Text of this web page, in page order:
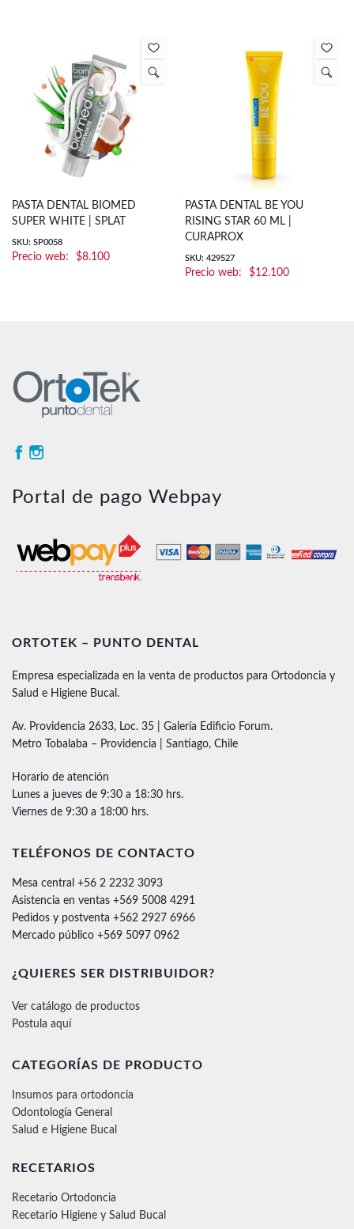
PASTA DENTAL BIOMED
SUPER WHITE | SPLAT
SKU: SP0058
$8.100
PASTA DENTAL BE YOU
RISING STAR 60 ML |
CURAPROX
SKU: 429527
$12.100
Portal de pago Webpay
ORTOTEK – PUNTO DENTAL
Empresa especializada en la venta de productos para Ortodoncia y
Salud e Higiene Bucal.
Av. Providencia 2633, Loc. 35 | Galería Edificio Forum.
Metro Tobalaba – Providencia | Santiago, Chile
Horario de atención
Lunes a jueves de 9:30 a 18:30 hrs.
Viernes de 9:30 a 18:00 hrs.
TELÉFONOS DE CONTACTO
Mesa central +56 2 2232 3093
Asistencia en ventas +569 5008 4291
Pedidos y postventa +562 2927 6966
Mercado público +569 5097 0962
¿QUIERES SER DISTRIBUIDOR?
Ver catálogo de productos
Postula aquí
CATEGORÍAS DE PRODUCTO
Insumos para ortodoncia
Odontología General
Salud e Higiene Bucal
RECETARIOS
Recetario Ortodoncia
Recetario Higiene y Salud Bucal